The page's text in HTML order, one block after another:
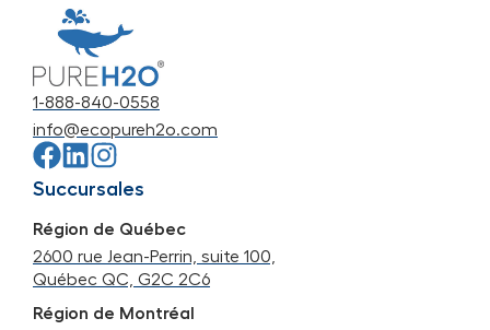
1-888-840-0558
info@ecopureh2o.com
Succursales
Région de Québec
2600 rue Jean-Perrin, suite 100,
Québec QC, G2C 2C6
Région de Montréal